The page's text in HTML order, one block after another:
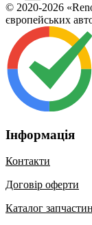
© 2020-2026
європейських
Інформація
Контакти
Договір оферти
Каталог запчастин